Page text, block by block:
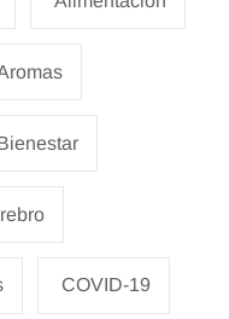
COVID-19